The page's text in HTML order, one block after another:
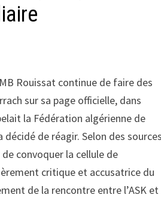
Rouissat continue de faire des
sur sa page officielle, dans
la Fédération algérienne de
de réagir. Selon des
convoquer la cellule de
critique et accusatrice du
de la rencontre entre l’ASK et